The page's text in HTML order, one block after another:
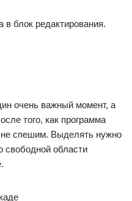
блок редактирования.
очень важный момент, а
того, как программа
спешим. Выделять нужно
свободной области